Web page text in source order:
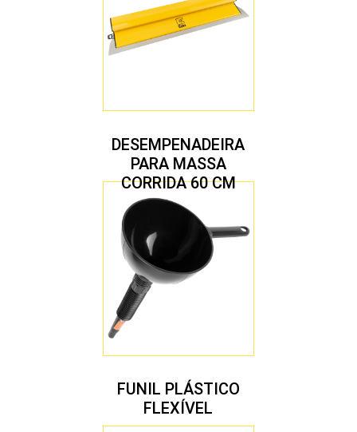
DESEMPENADEIRA
PARA MASSA
CORRIDA 60 CM
FUNIL PLÁSTICO
FLEXÍVEL